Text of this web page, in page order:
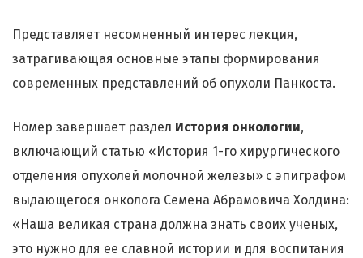
Представляет несомненный интерес лекция,
затрагивающая основные этапы формирования
современных представлений об опухоли Панкоста.
Номер завершает раздел История онкологии,
включающий статью «История 1-го хирургического
отделения опухолей молочной железы» с эпиграфом
выдающегося онколога Семена Абрамовича Холдина:
«Наша великая страна должна знать своих ученых,
это нужно для ее славной истории и для воспитания